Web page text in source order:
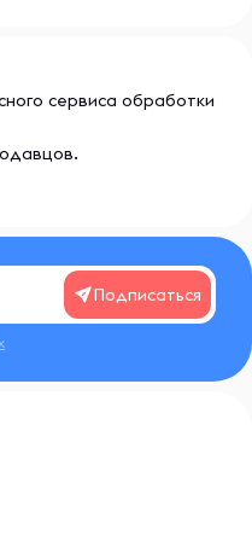
сервиса обработки
Подписаться